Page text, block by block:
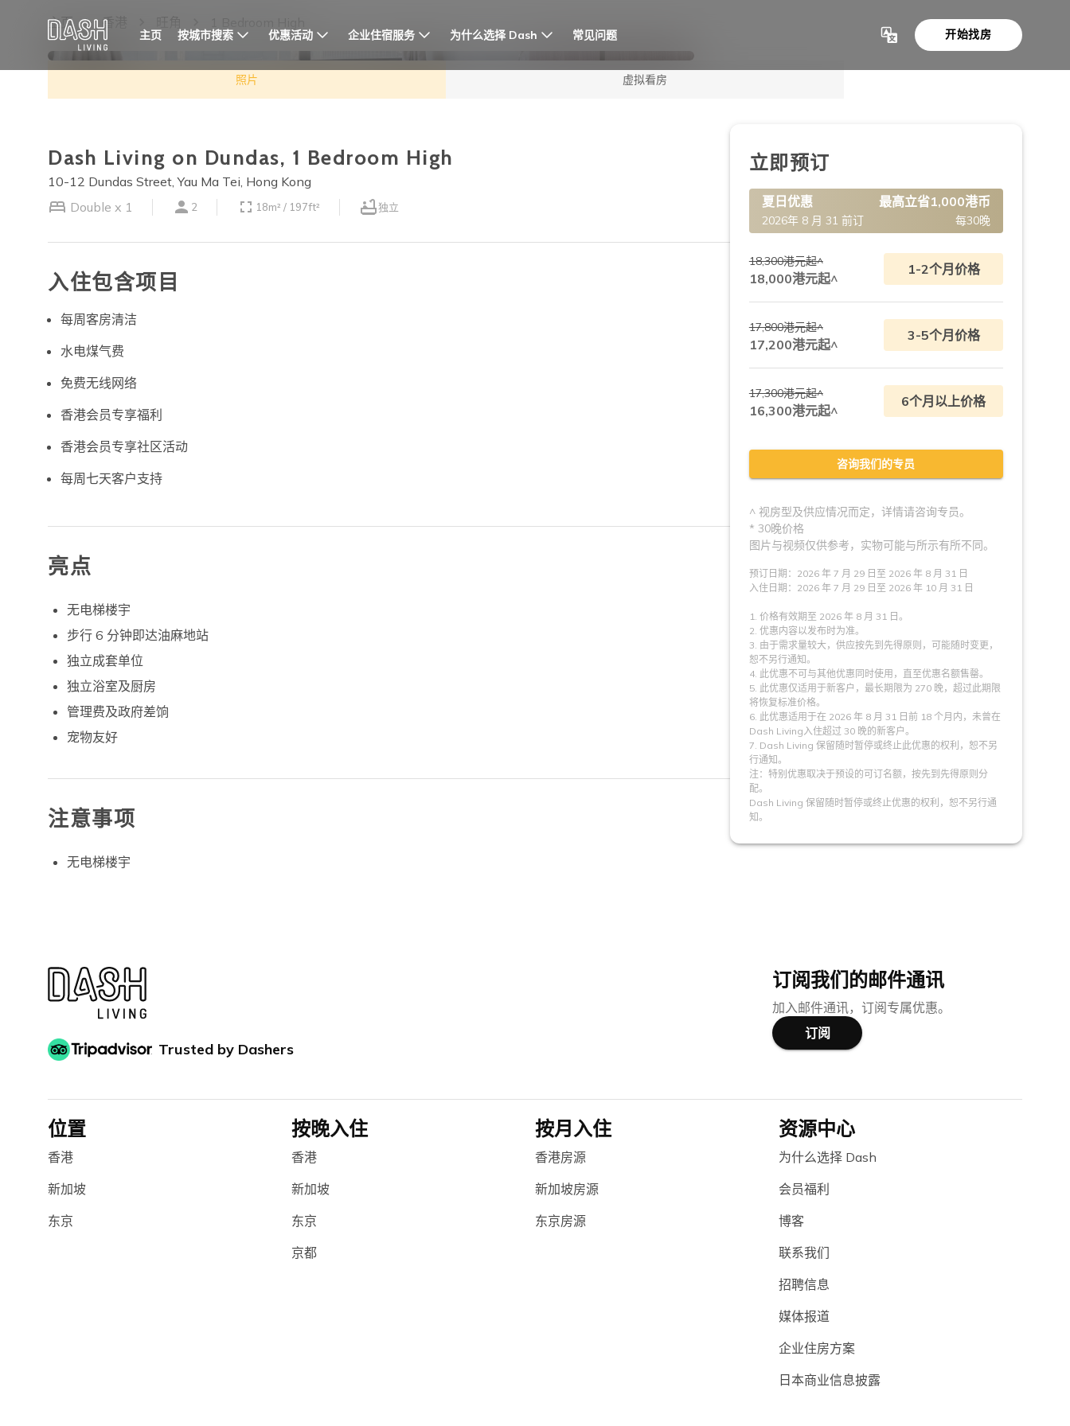
主页 按城市搜索 优惠活动 企业住宿服务 为什么选择 Dash 常见问题 开始找房
主页 香港
照片 虚拟看房
Dash Living on Dundas, 1 Bedroom High
10-12 Dundas Street, Yau Ma Tei, Hong Kong
Double x 1
2 18m² / 197ft² 独立
入住包含项目
每周客房清洁
水电煤气费
免费无线网络
香港会员专享福利
香港会员专享社区活动
每周七天客户支持
亮点
无电梯楼宇
步行 6 分钟即达油麻地站
独立成套单位
独立浴室及厨房
管理费及政府差饷
宠物友好
注意事项
无电梯楼宇
立即预订
夏日优惠 最高立省1,000港币
2026年 8 月 31 前订 每30晚
18,300港元起^
18,000港元起^
1-2个月价格
17,800港元起^
17,200港元起^
3-5个月价格
17,300港元起^
16,300港元起^
6个月以上价格
咨询我们的专员
^ 视房型及供应情况而定，详情请咨询专员。
* 30晚价格
图片与视频仅供参考，实物可能与所示有所不同。
预订日期：2026 年 7 月 29 日至 2026 年 8 月 31 日
入住日期：2026 年 7 月 29 日至 2026 年 10 月 31 日
1. 价格有效期至 2026 年 8 月 31 日。
2. 优惠内容以发布时为准。
3. 由于需求量较大，供应按先到先得原则，可能随时变更，
恕不另行通知。
4. 此优惠不可与其他优惠同时使用，直至优惠名额售罄。
5. 此优惠仅适用于新客户，最长期限为 270 晚，超过此期限
将恢复标准价格。
6. 此优惠适用于在 2026 年 8 月 31 日前 18 个月内，未曾在
Dash Living入住超过 30 晚的新客户。
7. Dash Living 保留随时暂停或终止此优惠的权利，恕不另
行通知。
注：特别优惠取决于预设的可订名额，按先到先得原则分
配。
Dash Living 保留随时暂停或终止优惠的权利，恕不另行通
知。
Trusted by Dashers
订阅我们的邮件通讯
加入邮件通讯，订阅专属优惠。
订阅
位置
香港
新加坡
东京
按晚入住
香港
新加坡
东京
京都
按月入住
香港房源
新加坡房源
东京房源
资源中心
为什么选择 Dash
会员福利
博客
联系我们
招聘信息
媒体报道
企业住房方案
日本商业信息披露